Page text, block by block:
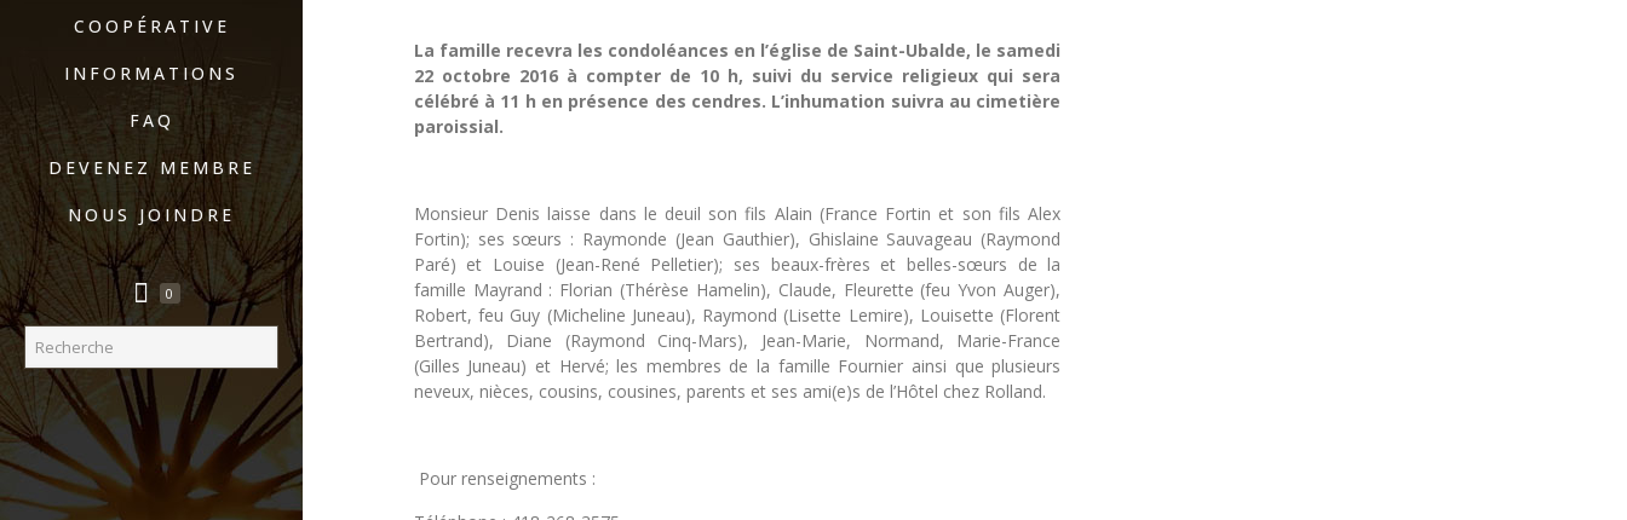
COOPÉRATIVE
INFORMATIONS
FAQ
DEVENEZ MEMBRE
NOUS JOINDRE
0
La famille recevra les condoléances en l’église de Saint-Ubalde, le samedi
22 octobre 2016 à compter de 10 h, suivi du service religieux qui sera
célébré à 11 h en présence des cendres. L’inhumation suivra au cimetière
paroissial.
Monsieur Denis laisse dans le deuil son fils Alain (France Fortin et son fils Alex
Fortin); ses sœurs : Raymonde (Jean Gauthier), Ghislaine Sauvageau (Raymond
Paré) et Louise (Jean-René Pelletier); ses beaux-frères et belles-sœurs de la
famille Mayrand : Florian (Thérèse Hamelin), Claude, Fleurette (feu Yvon Auger),
Robert, feu Guy (Micheline Juneau), Raymond (Lisette Lemire), Louisette (Florent
Bertrand), Diane (Raymond Cinq-Mars), Jean-Marie, Normand, Marie-France
(Gilles Juneau) et Hervé; les membres de la famille Fournier ainsi que plusieurs
neveux, nièces, cousins, cousines, parents et ses ami(e)s de l’Hôtel chez Rolland.
Pour renseignements :